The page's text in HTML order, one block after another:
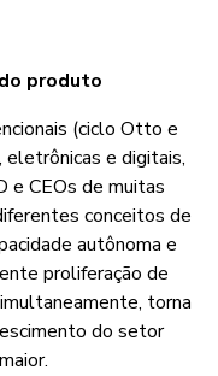
produto
(ciclo Otto e
e digitais,
e CEOs de muitas
conceitos de
autônoma e
proliferação de
torna
do setor